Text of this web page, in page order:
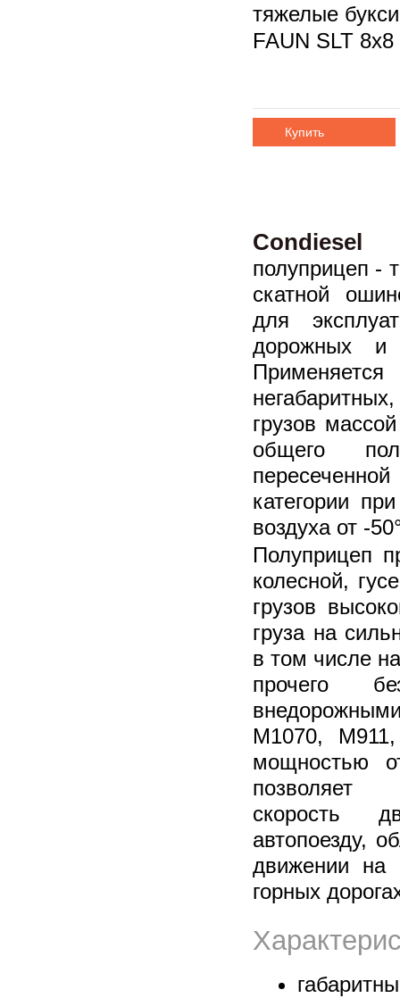
тяжелые
FAUN SLT
Купить
полуприцеп -
скатной
для
дорожных и
грузов
общего
категории
воздуха от -
Полуприцеп
колесной,
грузов
груза на
в том числе
прочего
M1070,
мощностью
позволяет
скорость
автопоезду,
движении на
горных